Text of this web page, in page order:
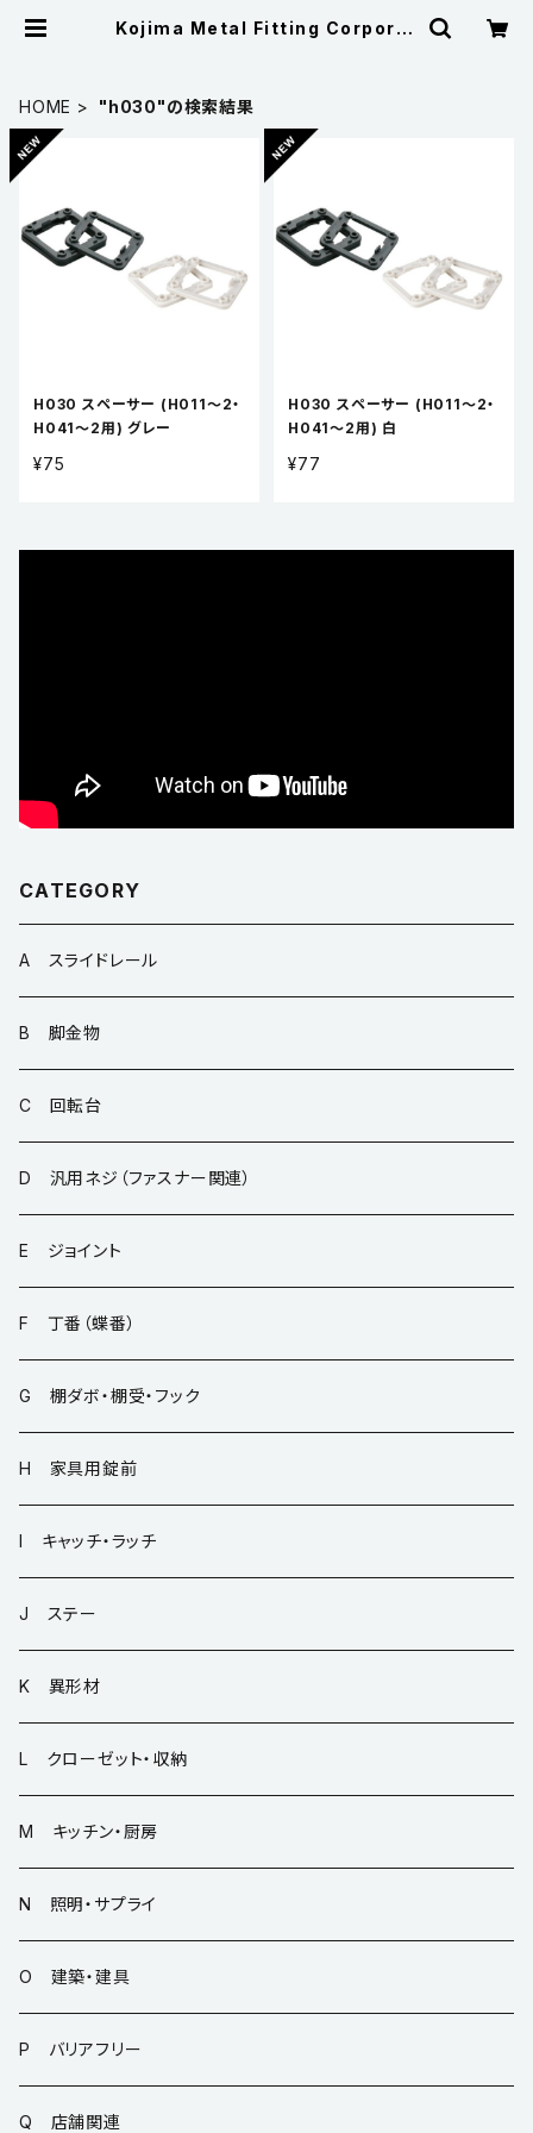
Kojima Metal Fitting Corporat
HOME "h030"の検索結果
H030 スペーサー (H011～2・
H041～2用) グレー
¥75
H030 スペーサー (H011～2・
H041～2用) 白
¥77
CATEGORY
A スライドレール
B 脚金物
C 回転台
D 汎用ネジ（ファスナー関連）
E ジョイント
F 丁番（蝶番）
G 棚ダボ・棚受・フック
H 家具用錠前
I キャッチ・ラッチ
J ステー
K 異形材
L クローゼット・収納
M キッチン・厨房
N 照明・サプライ
O 建築・建具
P バリアフリー
Q 店舗関連